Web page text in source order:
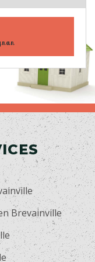
Brevainville